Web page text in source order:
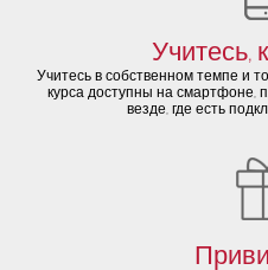
Учитесь,
Учитесь в собственном темпе и
курса доступны на смартфоне,
везде, где есть